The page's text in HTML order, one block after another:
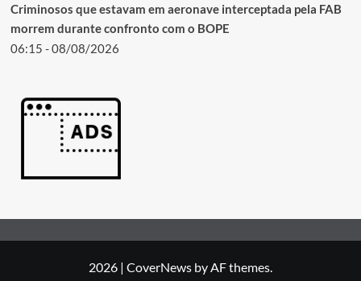
Criminosos que estavam em aeronave interceptada pela FAB
morrem durante confronto com o BOPE
06:15 - 08/08/2026
2026 | CoverNews by AF themes.